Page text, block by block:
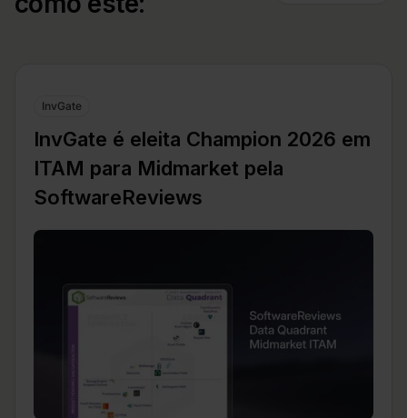
InvGate
InvGate é eleita Champion 2026 em
ITAM para Midmarket pela
SoftwareReviews